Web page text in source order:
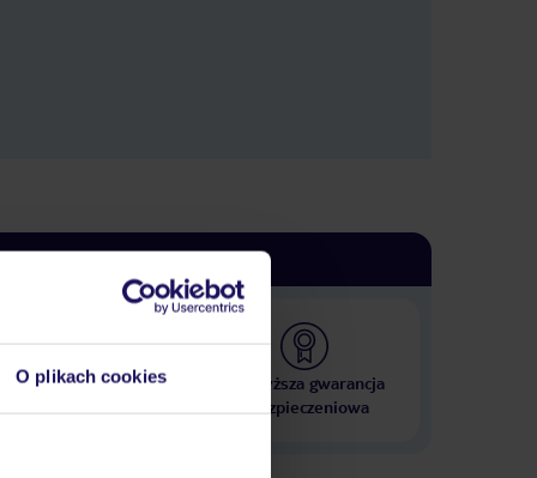
O plikach cookies
000 hoteli w ponad 50
Najwyższa gwarancja
ubezpieczeniowa